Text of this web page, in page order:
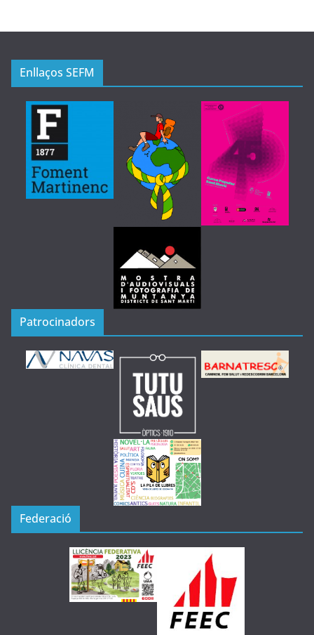
Enllaços SEFM
Patrocinadors
Federació